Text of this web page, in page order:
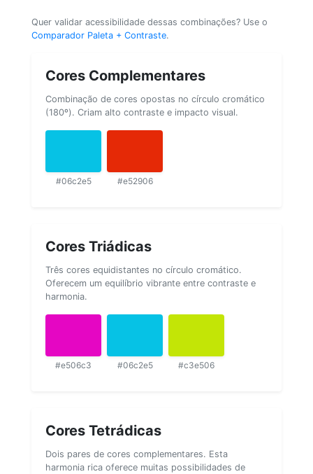
Quer validar acessibilidade dessas combinações? Use o
Comparador Paleta + Contraste.
Cores Complementares
Combinação de cores opostas no círculo cromático
(180º). Criam alto contraste e impacto visual.
#06c2e5 #e52906
Cores Triádicas
Três cores equidistantes no círculo cromático.
Oferecem um equilíbrio vibrante entre contraste e
harmonia.
#e506c3 #06c2e5 #c3e506
Cores Tetrádicas
Dois pares de cores complementares. Esta
harmonia rica oferece muitas possibilidades de